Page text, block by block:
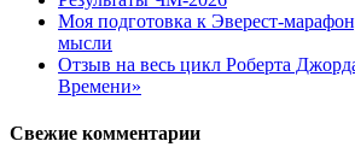
Моя подготовка к Эверест-
мысли
Отзыв на весь цикл Роберта
Времени»
Свежие комментарии